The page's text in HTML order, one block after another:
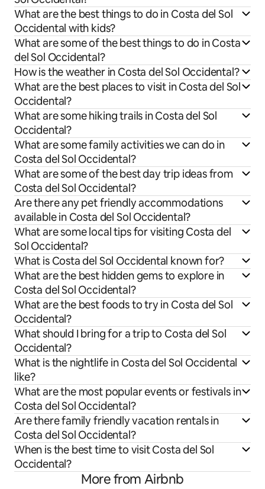
What are the best things to do in Costa del Sol
Occidental with kids?
What are some of the best things to do in Costa
del Sol Occidental?
How is the weather in Costa del Sol Occidental?
What are the best places to visit in Costa del Sol
Occidental?
What are some hiking trails in Costa del Sol
Occidental?
What are some family activities we can do in
Costa del Sol Occidental?
What are some of the best day trip ideas from
Costa del Sol Occidental?
Are there any pet friendly accommodations
available in Costa del Sol Occidental?
What are some local tips for visiting Costa del
Sol Occidental?
What is Costa del Sol Occidental known for?
What are the best hidden gems to explore in
Costa del Sol Occidental?
What are the best foods to try in Costa del Sol
Occidental?
What should I bring for a trip to Costa del Sol
Occidental?
What is the nightlife in Costa del Sol Occidental
like?
What are the most popular events or festivals in
Costa del Sol Occidental?
Are there family friendly vacation rentals in
Costa del Sol Occidental?
When is the best time to visit Costa del Sol
Occidental?
More from Airbnb